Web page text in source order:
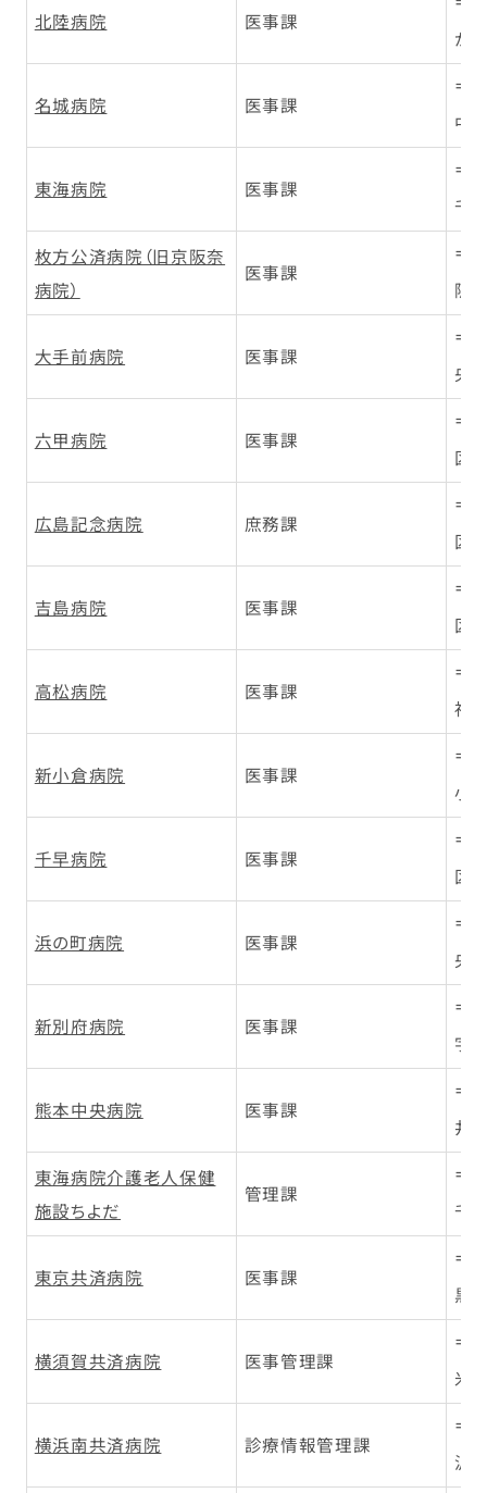
北陸病院 医事課
が
名城病院 医事課
〒
中
東海病院 医事課
〒
千
枚方公済病院（旧京阪奈
病院）
医事課
〒
阪
大手前病院 医事課
〒
央
六甲病院 医事課
〒
区
広島記念病院 庶務課
〒
区
吉島病院 医事課
〒
区
高松病院 医事課
〒
神
新小倉病院 医事課
〒
小
千早病院 医事課
〒
区
浜の町病院 医事課
〒
央
新別府病院 医事課
〒
字
熊本中央病院 医事課
〒
井
東海病院介護老人保健
施設ちよだ
管理課
〒
千
東京共済病院 医事課
〒
黒
横須賀共済病院 医事管理課
〒
米
横浜南共済病院 診療情報管理課
〒
沢